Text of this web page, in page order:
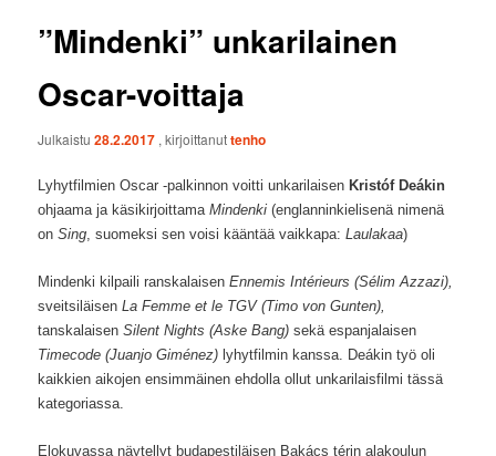
”Mindenki” unkarilainen
Oscar-voittaja
Julkaistu28.2.2017 , kirjoittanuttenho
Lyhytfilmien Oscar -palkinnon voitti unkarilaisen Kristóf Deákin
ohjaama ja käsikirjoittamaMindenki (englanninkielisenä nimenä
onSing, suomeksi sen voisi kääntää vaikkapa:Laulakaa)
Mindenki kilpaili ranskalaisenEnnemis Intérieurs (Sélim Azzazi),
sveitsiläisen La Femme et le TGV (Timo von Gunten),
tanskalaisenSilent Nights (Aske Bang) sekä espanjalaisen
Timecode (Juanjo Giménez) lyhytfilmin kanssa. Deákin työ oli
kaikkien aikojen ensimmäinen ehdolla ollut unkarilaisfilmi tässä
kategoriassa.
Elokuvassa näytellyt budapestiläisen Bakács térin alakoulun